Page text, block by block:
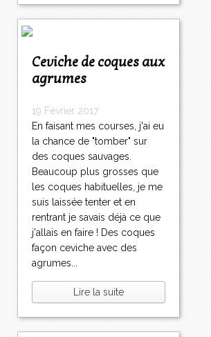
Ceviche de coques aux
agrumes
19 Février 2017
En faisant mes courses, j'ai eu
la chance de "tomber" sur
des coques sauvages.
Beaucoup plus grosses que
les coques habituelles, je me
suis laissée tenter et en
rentrant je savais déjà ce que
j'allais en faire ! Des coques
façon ceviche avec des
agrumes...
Lire la suite